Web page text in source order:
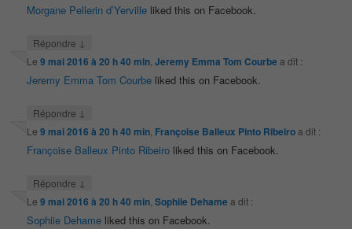
Morgane Pellerin d’Yerville liked this on Facebook.
Répondre ↓
Le9 mai 2016 à 20 h 40 min ,Jeremy Emma Tom Courbe a dit :
Jeremy Emma Tom Courbe liked this on Facebook.
Répondre ↓
Le9 mai 2016 à 20 h 40 min Françoise Balleux Pinto Ribeiroa dit :
Françoise Balleux Pinto Ribeiro liked this on Facebook.
Répondre ↓
Le9 mai 2016 à 20 h 40 min,Sophiie Dehame a dit :
Sophiie Dehame liked this on Facebook.